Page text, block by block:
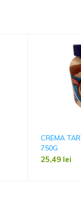
CREMA
750G
25,49 lei